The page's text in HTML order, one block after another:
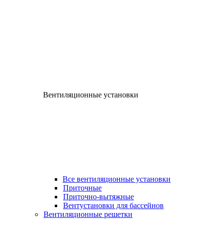
Вентиляционные установки
Все вентиляционные установки
Приточные
Приточно-вытяжные
Вентустановки для бассейнов
Вентиляционные решетки